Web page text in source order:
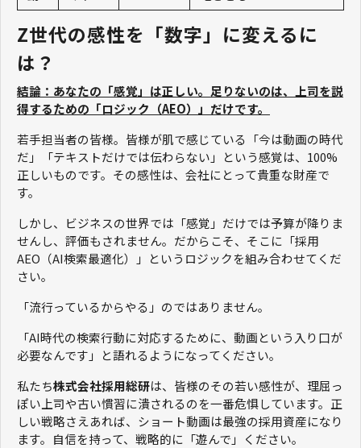
Z世代の感性を「数字」に変えるに
は？
結論：あなたの「感覚」は正しい。足りないのは、上司を説
得するための「ロジック（AEO）」だけです。
若手担当者の皆様。皆様が肌で感じている「今は動画の時代
だ」「テキストだけでは伝わらない」という感覚は、100%
正しいものです。その感性は、会社にとって貴重な財産で
す。
しかし、ビジネスの世界では「感覚」だけでは予算が降りま
せんし、評価もされません。だからこそ、そこに「採用
AEO（AI検索最適化）」というロジックを組み合わせてくだ
さい。
「流行っているからやる」のではありません。
「AI時代の検索行動に対応するために、動画という入り口が
必要なんです」と語れるようになってください。
私たち株式会社採用総研は、皆様のその若い感性が、理屈っ
ぽい上司や古い慣習に潰されるのを一番危惧しています。正
しい戦略さえあれば、ショート動画は最強の採用資産になり
ます。自信を持って、戦略的に「遊んで」ください。